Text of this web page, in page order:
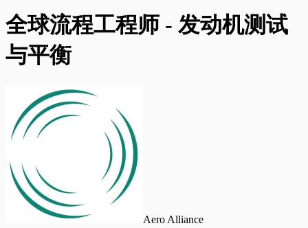
全球流程工程师 - 发动机测试
与平衡
Aero Alliance